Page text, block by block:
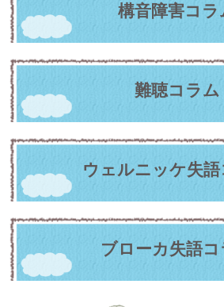
構音障害コラ
難聴コラム
ウェルニッケ失語
ブローカ失語コ